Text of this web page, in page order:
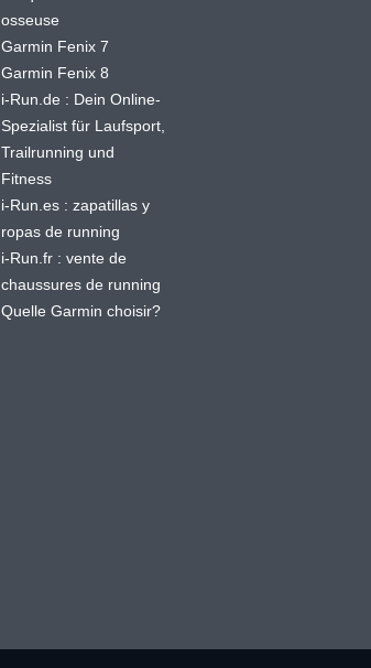
osseuse
Garmin Fenix 7
Garmin Fenix 8
i-Run.de : Dein Online-
Spezialist für Laufsport,
Trailrunning und
Fitness
i-Run.es : zapatillas y
ropas de running
i-Run.fr : vente de
chaussures de running
Quelle Garmin choisir?